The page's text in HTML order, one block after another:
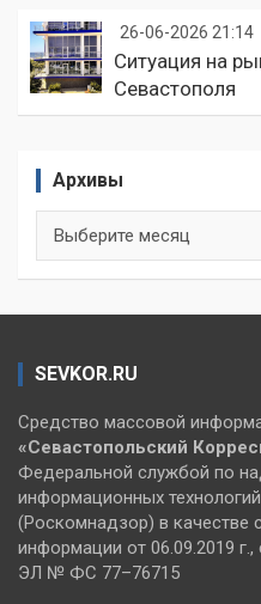
26-06-2026 21:14
Ситуация на
Севастополя
Архивы
SEVKOR.RU
Средство массовой
«Севастопольский
Федеральной службой по
информационных
(Роскомнадзор) в качестве
информации от 06.09.2019
ЭЛ № ФС 77–76715